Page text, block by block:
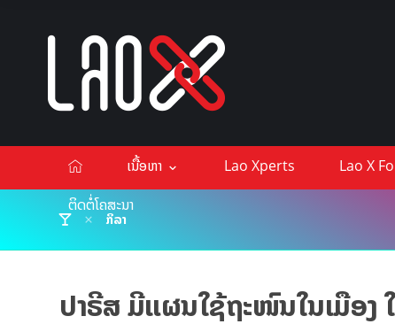
ເນື້ອຫາ Lao Xperts Lao X
ຕິດຕໍ່ໂຄສະນາ
ກິລາ
ປາຣີສ ມີແຜນໃຊ້ຖະໜົນໃນເມືອງ